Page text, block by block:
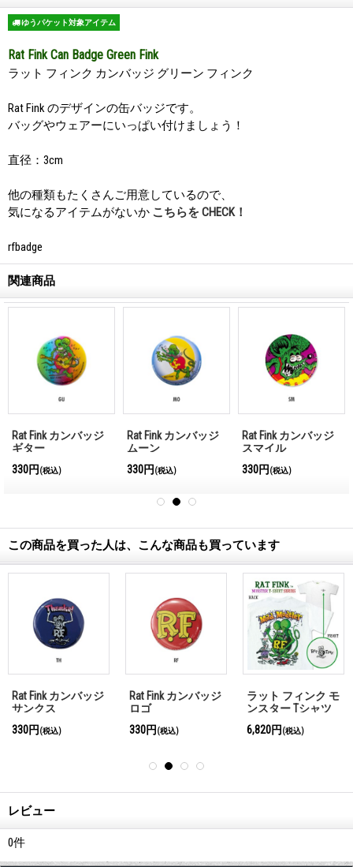
ゆうパケット対象アイテム
Rat Fink Can Badge Green Fink
ラット フィンク カンバッジ グリーン フィンク
Rat Fink のデザインの缶バッジです。
バッグやウェアーにいっぱい付けましょう！
直径：3cm
他の種類もたくさんご用意しているので、
気になるアイテムがないか こちらを CHECK！
rfbadge
関連商品
Rat Fink カンバッジ
ギター
330円 (税込)
Rat Fink カンバッジ
ムーン
330円 (税込)
Rat Fink カンバッジ
スマイル
330円 (税込)
この商品を買った人は、こんな商品も買っています
Rat Fink カンバッジ
サンクス
330円 (税込)
Rat Fink カンバッジ
ロゴ
330円 (税込)
ラット フィンク モ
ンスター Tシャツ
6,820円 (税込)
レビュー
0件